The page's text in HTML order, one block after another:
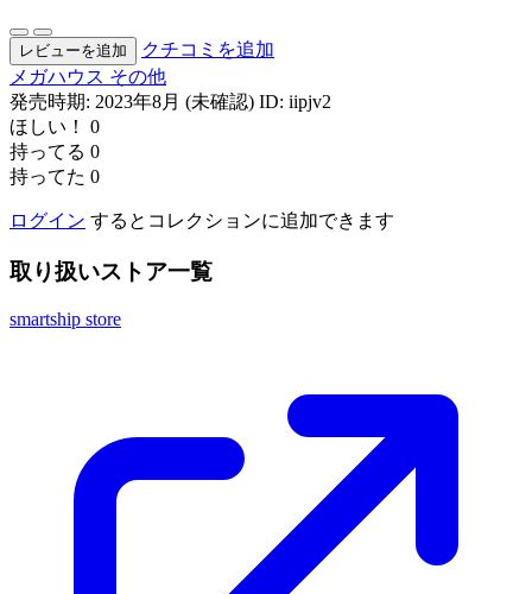
レビューを追加
クチコミを追加
メガハウス その他
発売時期: 2023年8月 (未確認) ID: iipjv2
ほしい！
0
持ってる 0
持ってた 0
ログイン するとコレクションに追加できます
取り扱いストア一覧
smartship store